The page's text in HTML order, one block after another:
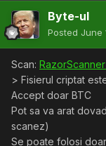
Byte-ul
Posted June
Scan:
> Fisierul criptat
Accept doar BTC
Pot sa va arat
scanez)
Se poate folosi